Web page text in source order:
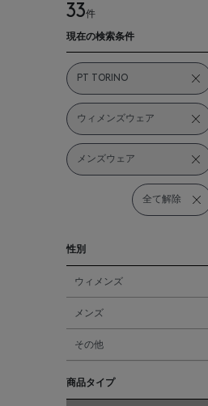
33件
現在の検索条件
PT TORINO
ウィメンズウェア
メンズウェア
全て解除
性別
ウィメンズ
メンズ
その他
商品タイプ